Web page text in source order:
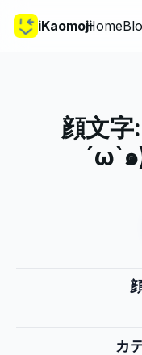
iKaomojiHome
顔文字:
´ω`๑
カ